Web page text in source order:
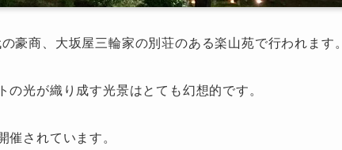
豪商、大坂屋三輪家の別荘のある楽山苑で行われます。
光が織り成す光景はとても幻想的です。
催されています。